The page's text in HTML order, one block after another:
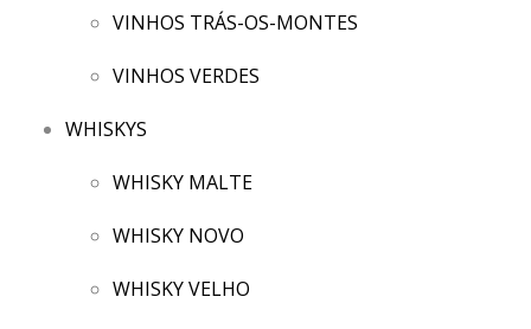
VINHOS TRÁS-OS-MONTES
VINHOS VERDES
WHISKYS
WHISKY MALTE
WHISKY NOVO
WHISKY VELHO